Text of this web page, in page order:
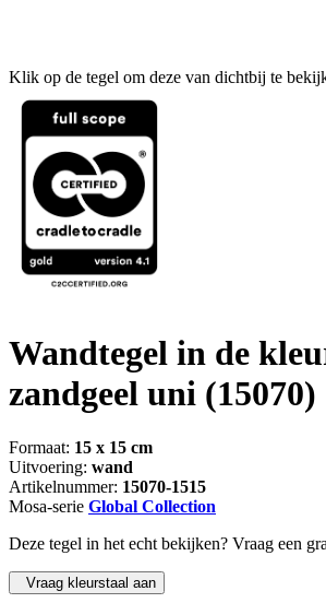
Klik op de tegel om deze van dichtbij te
Wandtegel in de
zandgeel uni (15070)
Formaat: 15 x 15 cm
Uitvoering: wand
Artikelnummer: 15070-1515
Mosa-serie Global Collection
Deze tegel in het echt bekijken? Vraag een
Vraag kleurstaal aan